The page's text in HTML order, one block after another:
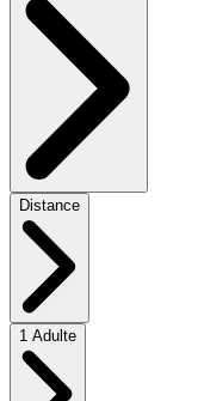
Distance
1 Adulte